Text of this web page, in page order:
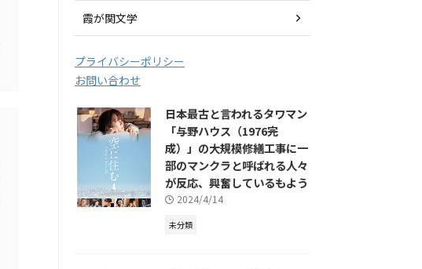
霞が関文学
プライバシーポリシー
お問い合わせ
日本最古と言われるタワマン
「与野ハウス（1976完
成）」の大規模修繕工事に一
部のマンクラと呼ばれる人々
が反応、興奮しているもよう
2024/4/14
未分類